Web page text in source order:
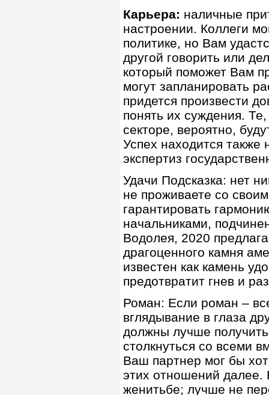
Карьера: наличные
настроении. Коллеги
политике, но Вам
другой говорить или
который поможет Вам
могут запланировать
придется произвести
понять их суждения.
секторе, вероятно,
Успех находится также
экспертиз
Удачи Подсказка: нет
не проживаете со
гарантировать
начальниками,
Водолея, 2020
драгоценного камня
известен как камень
предотвратит гнев и
Роман: Если роман –
вглядывание в глаза
должны лучше
столкнуться со всеми
Ваш партнер мог бы
этих отношений далее.
женитьбе; лучше не